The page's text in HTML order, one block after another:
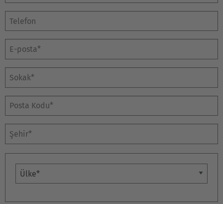
E-posta*
Sokak*
Posta Kodu*
Şehir*
Ülke